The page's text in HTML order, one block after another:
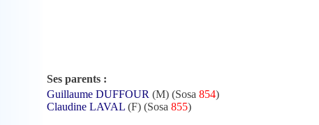
Ses parents :
Guillaume DUFFOUR (M) (Sosa 854)
Claudine LAVAL (F) (Sosa 855)